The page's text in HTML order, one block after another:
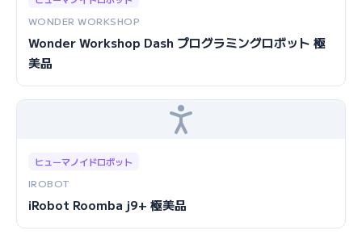
WONDER WORKSHOP
Wonder Workshop Dash プログラミングロボット 極
美品
ヒューマノイドロボット
IROBOT
iRobot Roomba j9+ 極美品